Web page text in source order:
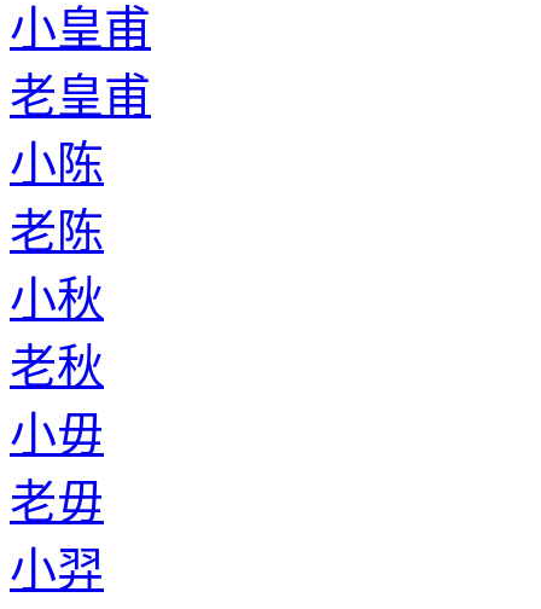
小皇甫
老皇甫
小陈
老陈
小秋
老秋
小毋
老毋
小羿